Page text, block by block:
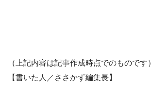
（上記内容は記事作成時点でのものです）
【書いた人／ささかず編集長】